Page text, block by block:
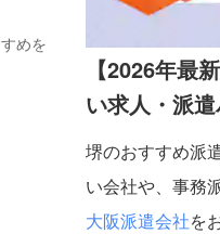
めを
【2026年最
い求人・派
堺のおすすめ派
い会社や、事務
大阪派遣会社を